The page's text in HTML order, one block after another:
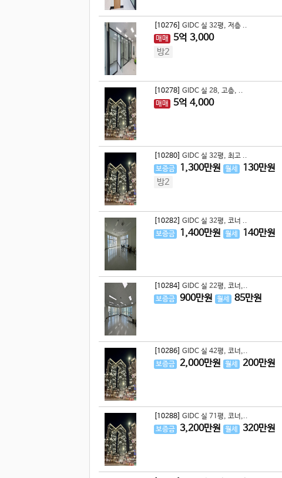
[10276] GIDC 실 32평, 저층 ..
매매
5억 3,000
방2
[10278] GIDC 실 28, 고층, ..
매매
5억 4,000
[10280] GIDC 실 32평, 최고 ..
보증금
1,300만원 월세 130만원
방2
[10282] GIDC 실 32평, 코너 ..
보증금
1,400만원 월세 140만원
[10284] GIDC 실 22평, 코너,..
보증금 900만원 월세 85만원
[10286] GIDC 실 42평, 코너,..
보증금 2,000만원 월세 200만원
[10288] GIDC 실 71평, 코너,..
보증금
3,200만원 월세 320만원